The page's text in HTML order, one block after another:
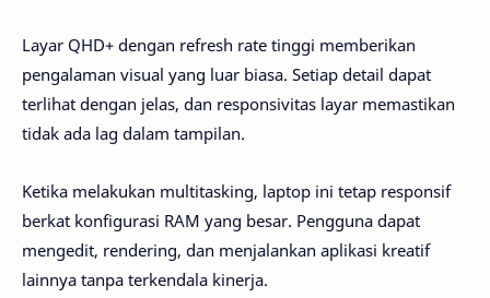
Layar QHD+ dengan refresh rate tinggi memberikan
pengalaman visual yang luar biasa. Setiap detail dapat
terlihat dengan jelas, dan responsivitas layar memastikan
tidak ada lag dalam tampilan.
Ketika melakukan multitasking, laptop ini tetap responsif
berkat konfigurasi RAM yang besar. Pengguna dapat
mengedit, rendering, dan menjalankan aplikasi kreatif
lainnya tanpa terkendala kinerja.